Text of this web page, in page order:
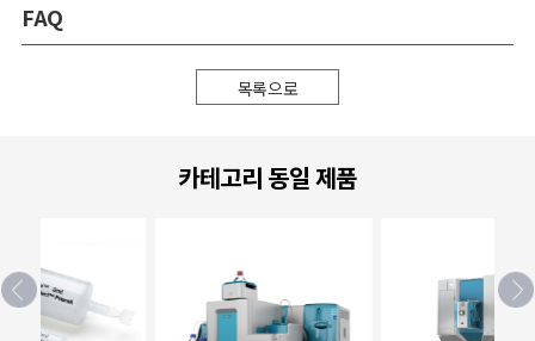
FAQ
목록으로
카테고리 동일 제품